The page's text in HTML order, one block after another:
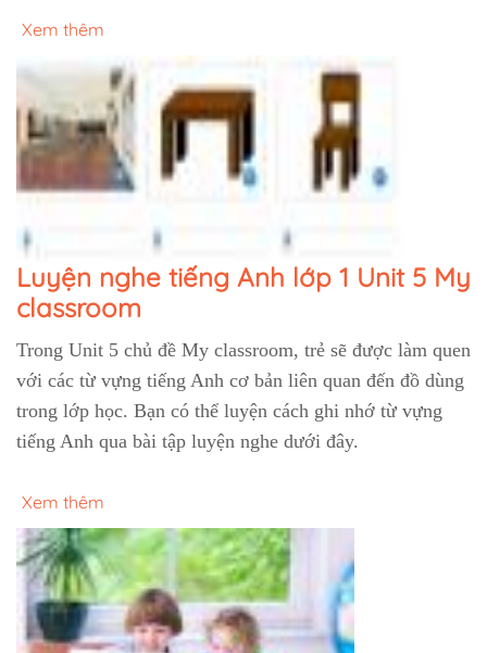
Xem thêm
Luyện nghe tiếng Anh lớp 1 Unit 5 My
classroom
Trong Unit 5 chủ đề My classroom, trẻ sẽ được làm quen
với các từ vựng tiếng Anh cơ bản liên quan đến đồ dùng
trong lớp học. Bạn có thể luyện cách ghi nhớ từ vựng
tiếng Anh qua bài tập luyện nghe dưới đây.
Xem thêm